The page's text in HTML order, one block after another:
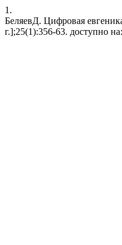
1.
БеляевД. Цифровая
г.];25(1):356-63. доступно